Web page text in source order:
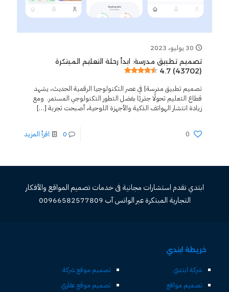
30 يوليو، 2023
تصميم تطبيق مدرسة: ابدأ رحلة التعليم المبتكرة
4.7 (43702)
تصميم تطبيق مدرسة| في عصر التكنولوجيا الرقمية الحديث، يشهد
قطاع التعليم تحولًا جذريًا بفضل التطور التكنولوجي المستمر. ومع
زيادة انتشار الهواتف الذكية والأجهزة اللوحية، أصبحت تجربة […]
0
0 اقرأ المزيد
ابتدي تقدم استشارات مجانية فى خدمات تصميم المواقع والأفكار
التجارية المبتكرة عبر الواتس آب 00966582577809
خريطة ابتدي
شركة ابتدي
تصميم مواقع
تصميم موقع شركة
تصميم موقع عقاري